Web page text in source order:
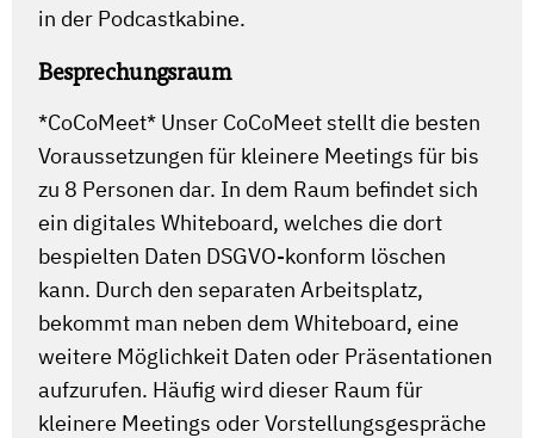
in der Podcastkabine.
Besprechungsraum
*CoCoMeet* Unser CoCoMeet stellt die besten
Voraussetzungen für kleinere Meetings für bis
zu 8 Personen dar. In dem Raum befindet sich
ein digitales Whiteboard, welches die dort
bespielten Daten DSGVO-konform löschen
kann. Durch den separaten Arbeitsplatz,
bekommt man neben dem Whiteboard, eine
weitere Möglichkeit Daten oder Präsentationen
aufzurufen. Häufig wird dieser Raum für
kleinere Meetings oder Vorstellungsgespräche